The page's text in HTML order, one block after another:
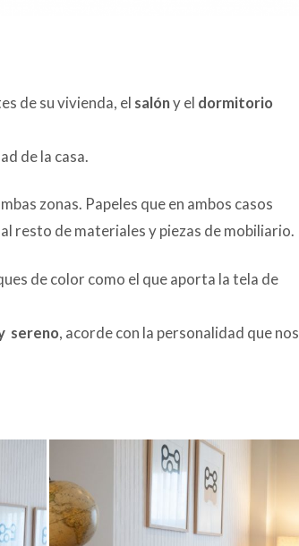
de su vivienda, el salóny el dormitorio
de la casa.
zonas. Papeles que en ambos casos
resto de materiales y piezas de mobiliario.
de color como el que aporta la tela de
sereno, acorde con la personalidad que nos